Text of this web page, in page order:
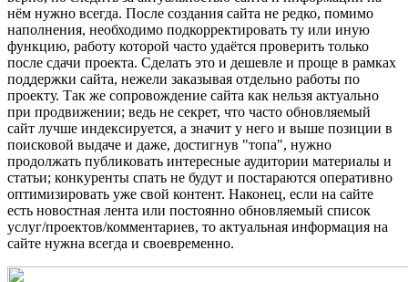
нём нужно всегда. После создания сайта не редко, помимо
наполнения, необходимо подкорректировать ту или иную
функцию, работу которой часто удаётся проверить только
после сдачи проекта. Сделать это и дешевле и проще в рамках
поддержки сайта, нежели заказывая отдельно работы по
проекту. Так же сопровождение сайта как нельзя актуально
при продвижении; ведь не секрет, что часто обновляемый
сайт лучше индексируется, а значит у него и выше позиции в
поисковой выдаче и даже, достигнув "топа", нужно
продолжать публиковать интересные аудитории материалы и
статьи; конкуренты спать не будут и постараются оперативно
оптимизировать уже свой контент. Наконец, если на сайте
есть новостная лента или постоянно обновляемый список
услуг/проектов/комментариев, то актуальная информация на
сайте нужна всегда и своевременно.